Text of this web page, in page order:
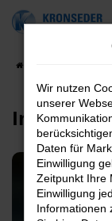
Zum
Wir nutzen
unserer
Daten für
Einwilligung
Zeitpunkt Ihre
Einwilligung
Informationen